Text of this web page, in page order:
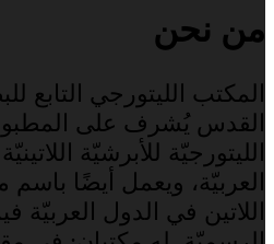
من نحن
المكتب الليتورجي التابع
القدس يُشرف على
الليتورجيّة للأبرشيّة
العربيّة، ويعمل أيضًا
اللاتين في الدول